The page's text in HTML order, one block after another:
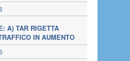
A) TAR RIGETTA
IN AUMENTO